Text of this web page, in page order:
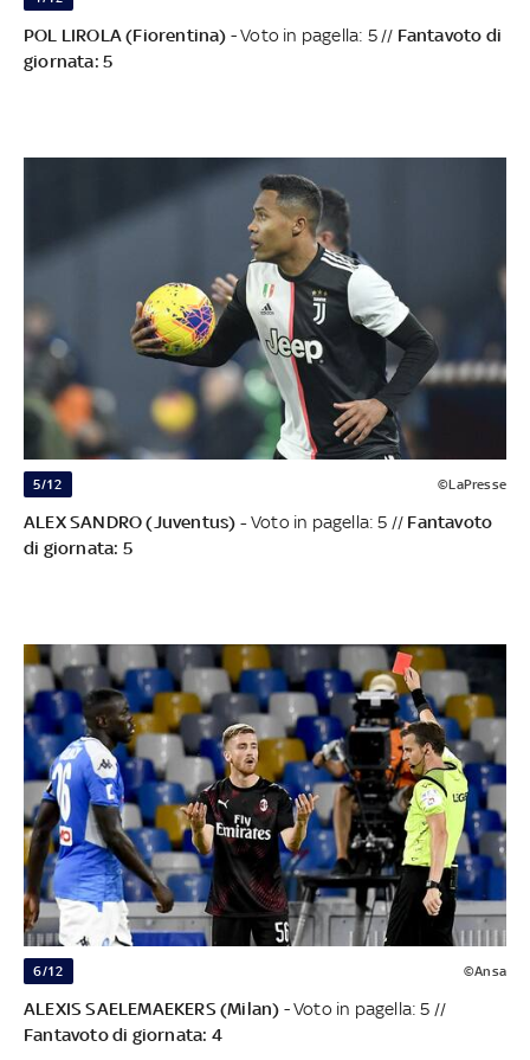
POL LIROLA (Fiorentina) - Voto in pagella: 5 // Fantavoto di
giornata: 5
5/12 ©LaPresse
ALEX SANDRO (Juventus) -Voto in pagella: 5 // Fantavoto
di giornata: 5
6/12 ©Ansa
ALEXIS SAELEMAEKERS (Milan) - Voto in pagella: 5 //
Fantavoto di giornata: 4